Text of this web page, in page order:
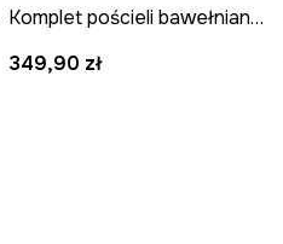
Komplet pościeli bawełnianej z kolekcji Zdzisław Beksiński x Medicine
349,90 zł